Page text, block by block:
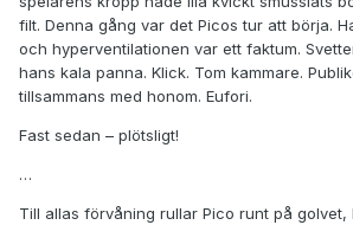
filt. Denna gång var det Picos tur att börja.
och hyperventilationen var ett faktum.
hans kala panna. Klick. Tom kammare.
tillsammans med honom. Eufori.
Fast sedan – plötsligt!
…
Till allas förvåning rullar Pico runt på